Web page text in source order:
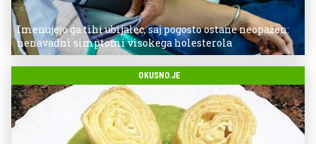
Imenujejo ga tihi ubijalec, saj pogosto ostane neopažen:
nenavadni simptomi visokega holesterola
OKUSNO.JE